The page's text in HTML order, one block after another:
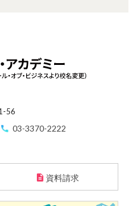
56
03-3370-2222
資料請求